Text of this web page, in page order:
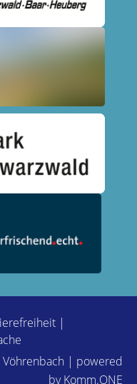
|
| powered
byKomm.ONE